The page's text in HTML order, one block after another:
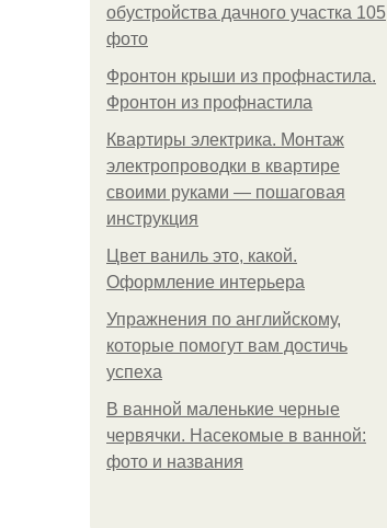
обустройства дачного участка 105
фото
Фронтон крыши из профнастила.
Фронтон из профнастила
Квартиры электрика. Монтаж
электропроводки в квартире
своими руками — пошаговая
инструкция
Цвет ваниль это, какой.
Оформление интерьера
Упражнения по английскому,
которые помогут вам достичь
успеха
В ванной маленькие черные
червячки. Насекомые в ванной:
фото и названия